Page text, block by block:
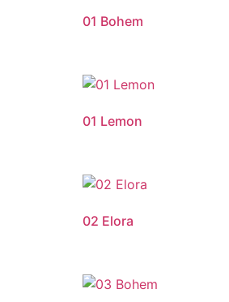
01 Bohem
01 Lemon
02 Elora